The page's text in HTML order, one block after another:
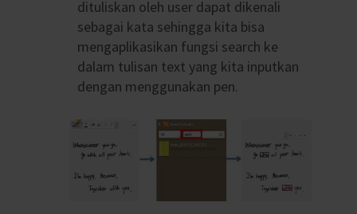
dituliskan oleh user dapat dikenali
sebagai kata sehingga kita bisa
mengaplikasikan fungsi search ke
dalam tulisan text yang kita inputkan
dengan menggunakan pen.